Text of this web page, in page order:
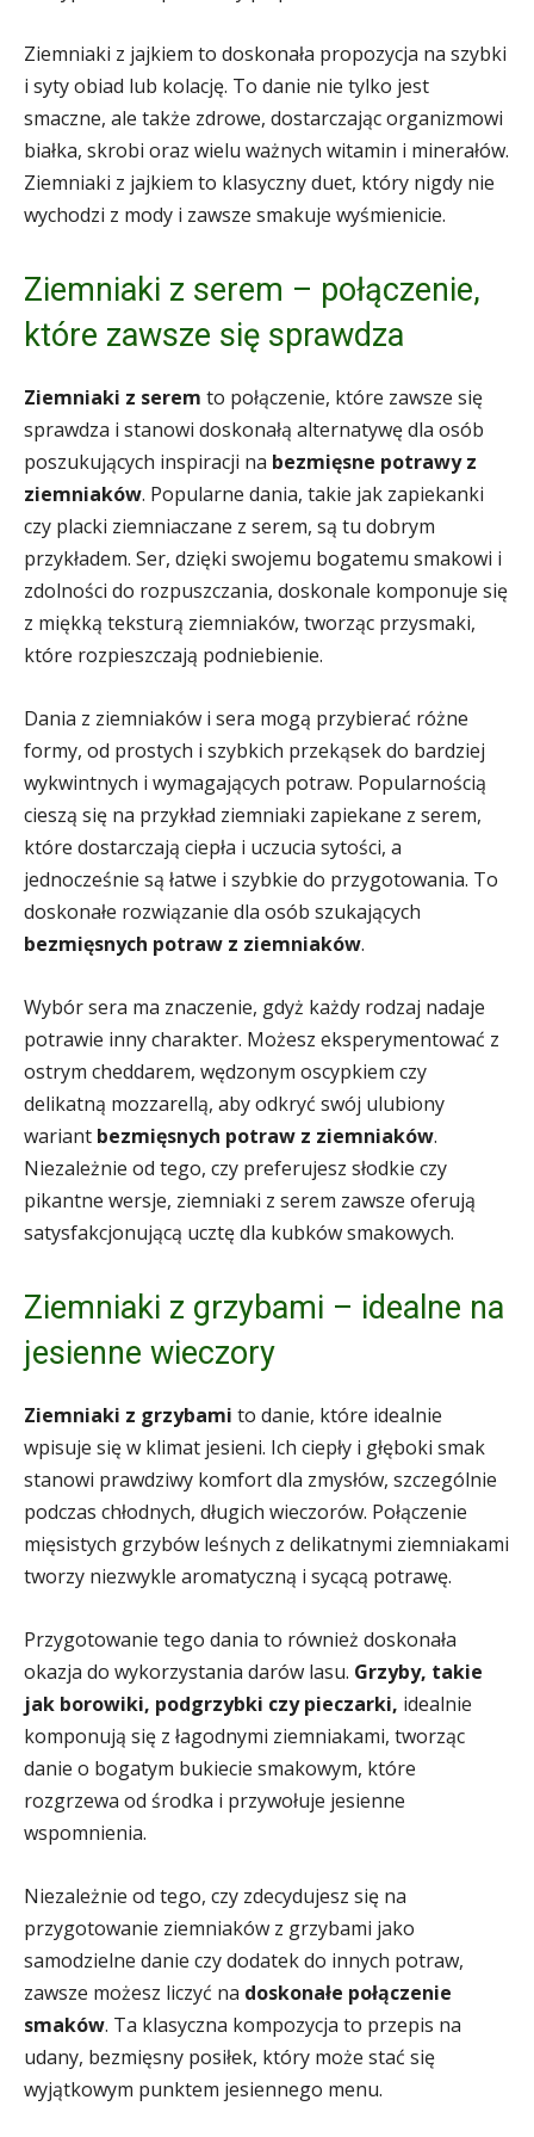
Ziemniaki z jajkiem to doskonała propozycja na szybki
i syty obiad lub kolację. To danie nie tylko jest
smaczne, ale także zdrowe, dostarczając organizmowi
białka, skrobi oraz wielu ważnych witamin i minerałów.
Ziemniaki z jajkiem to klasyczny duet, który nigdy nie
wychodzi z mody i zawsze smakuje wyśmienicie.
Ziemniaki z serem – połączenie,
które zawsze się sprawdza
Ziemniaki z serem to połączenie, które zawsze się
sprawdza i stanowi doskonałą alternatywę dla osób
poszukujących inspiracji na bezmięsne potrawy z
ziemniaków. Popularne dania, takie jak zapiekanki
czy placki ziemniaczane z serem, są tu dobrym
przykładem. Ser, dzięki swojemu bogatemu smakowi i
zdolności do rozpuszczania, doskonale komponuje się
z miękką teksturą ziemniaków, tworząc przysmaki,
które rozpieszczają podniebienie.
Dania z ziemniaków i sera mogą przybierać różne
formy, od prostych i szybkich przekąsek do bardziej
wykwintnych i wymagających potraw. Popularnością
cieszą się na przykład ziemniaki zapiekane z serem,
które dostarczają ciepła i uczucia sytości, a
jednocześnie są łatwe i szybkie do przygotowania. To
doskonałe rozwiązanie dla osób szukających
bezmięsnych potraw z ziemniaków.
Wybór sera ma znaczenie, gdyż każdy rodzaj nadaje
potrawie inny charakter. Możesz eksperymentować z
ostrym cheddarem, wędzonym oscypkiem czy
delikatną mozzarellą, aby odkryć swój ulubiony
wariant bezmięsnych potraw z ziemniaków.
Niezależnie od tego, czy preferujesz słodkie czy
pikantne wersje, ziemniaki z serem zawsze oferują
satysfakcjonującą ucztę dla kubków smakowych.
Ziemniaki z grzybami – idealne na
jesienne wieczory
Ziemniaki z grzybami to danie, które idealnie
wpisuje się w klimat jesieni. Ich ciepły i głęboki smak
stanowi prawdziwy komfort dla zmysłów, szczególnie
podczas chłodnych, długich wieczorów. Połączenie
mięsistych grzybów leśnych z delikatnymi ziemniakami
tworzy niezwykle aromatyczną i sycącą potrawę.
Przygotowanie tego dania to również doskonała
okazja do wykorzystania darów lasu. Grzyby, takie
jak borowiki, podgrzybki czy pieczarki, idealnie
komponują się z łagodnymi ziemniakami, tworząc
danie o bogatym bukiecie smakowym, które
rozgrzewa od środka i przywołuje jesienne
wspomnienia.
Niezależnie od tego, czy zdecydujesz się na
przygotowanie ziemniaków z grzybami jako
samodzielne danie czy dodatek do innych potraw,
zawsze możesz liczyć na doskonałe połączenie
smaków. Ta klasyczna kompozycja to przepis na
udany, bezmięsny posiłek, który może stać się
wyjątkowym punktem jesiennego menu.